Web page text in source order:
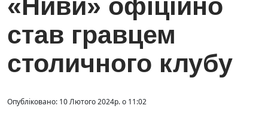
«Ниви» офіційно
став гравцем
столичного клубу
Опубліковано: 10 Лютого 2024р. о 11:02